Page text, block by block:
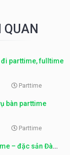
đi parttime, fulltime
Parttime
bàn parttime
Parttime
– đặc sản Đà